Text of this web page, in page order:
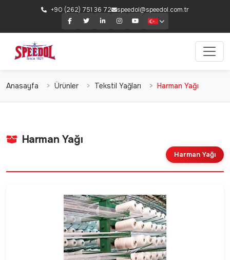
+90 (262) 751 36 72 speedol@speedol.com.tr
Anasayfa Ürünler Tekstil Yağları Harman Yağı
Harman Yağı
Harman Yağı